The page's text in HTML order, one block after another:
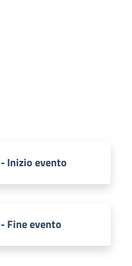
Inizio evento
Fine evento